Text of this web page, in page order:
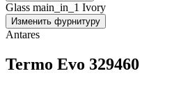
Glass main_in_1 Ivory
Изменить фурнитуру
Antares
Termo Evo 329460